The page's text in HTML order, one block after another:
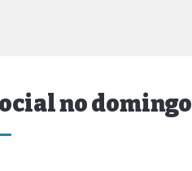
no domingo